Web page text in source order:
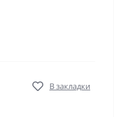
В закладки